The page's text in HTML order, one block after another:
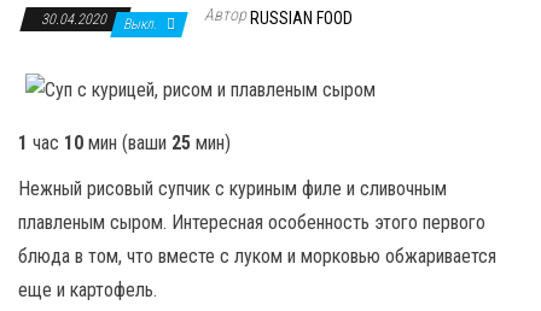
30.04.2020 Выкл. Автор RUSSIAN FOOD
1 час 10 мин (ваши 25 мин)
Нежный рисовый супчик с куриным филе и сливочным
плавленым сыром. Интересная особенность этого первого
блюда в том, что вместе с луком и морковью обжаривается
еще и картофель.